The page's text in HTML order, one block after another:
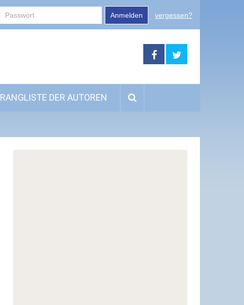
Anmelden vergessen?
RANGLISTE DER AUTOREN